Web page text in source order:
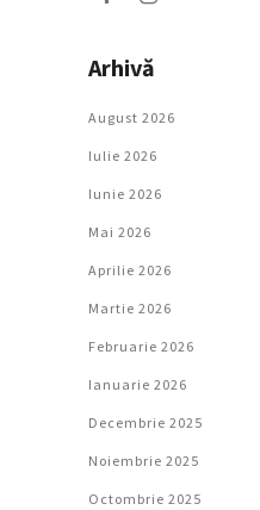
Arhivă
August 2026
Iulie 2026
Iunie 2026
Mai 2026
Aprilie 2026
Martie 2026
Februarie 2026
Ianuarie 2026
Decembrie 2025
Noiembrie 2025
Octombrie 2025